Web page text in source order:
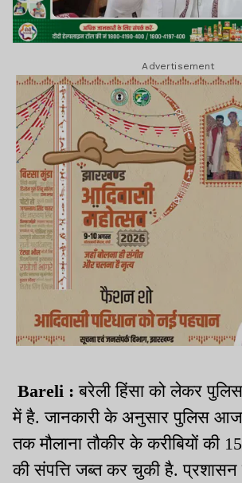
Advertisement
Bareli :बरेली हिंसा को लेकर
में है. जानकारी के अनुसार पुलिस आज
तक मौलाना तौकीर के करीबियों की
की संपत्ति जब्त कर चुकी है. प्रशासन